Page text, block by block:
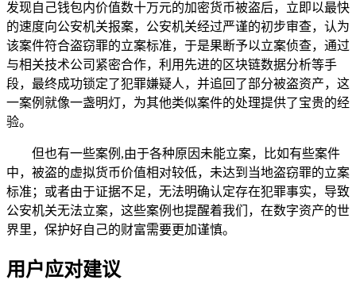
发现自己钱包内价值数十万元的加密货币被盗后，立即以最快
的速度向公安机关报案，公安机关经过严谨的初步审查，认为
该案件符合盗窃罪的立案标准，于是果断予以立案侦查，通过
与相关技术公司紧密合作，利用先进的区块链数据分析等手
段，最终成功锁定了犯罪嫌疑人，并追回了部分被盗资产，这
一案例就像一盏明灯，为其他类似案件的处理提供了宝贵的经
验。
但也有一些案例,由于各种原因未能立案，比如有些案件
中，被盗的虚拟货币价值相对较低，未达到当地盗窃罪的立案
标准；或者由于证据不足，无法明确认定存在犯罪事实，导致
公安机关无法立案，这些案例也提醒着我们，在数字资产的世
界里，保护好自己的财富需要更加谨慎。
用户应对建议